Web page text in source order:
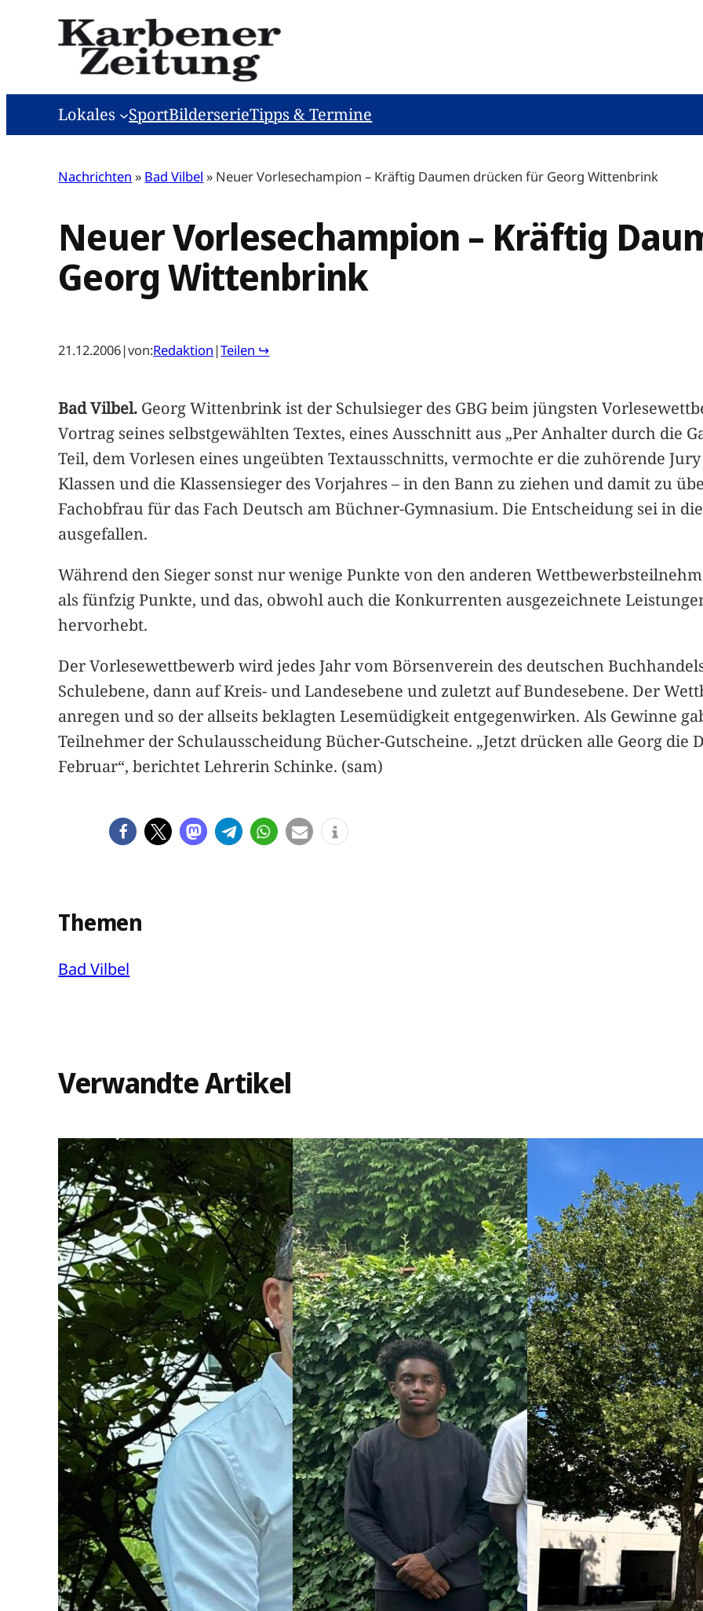
Lokales SportBilderserieTipps & Termine
Nachrichten » Bad Vilbel » Neuer Vorlesechampion – Kräftig Daumen drücken für Georg Wittenbrink
Neuer Vorlesechampion – Kräftig
Georg Wittenbrink
21.12.2006|von:Redaktion |Teilen ↪
Bad Vilbel. Georg Wittenbrink ist der Schulsieger des GBG beim jüngsten
Vortrag seines selbstgewählten Textes, eines Ausschnitt aus „Per Anhalter durch die
Teil, dem Vorlesen eines ungeübten Textausschnitts, vermochte er die zuhörende
Klassen und die Klassensieger des Vorjahres – in den Bann zu ziehen und damit zu
Fachobfrau für das Fach Deutsch am Büchner-Gymnasium. Die Entscheidung sei in
ausgefallen.
Während den Sieger sonst nur wenige Punkte von den anderen
als fünfzig Punkte, und das, obwohl auch die Konkurrenten ausgezeichnete
hervorhebt.
Der Vorlesewettbewerb wird jedes Jahr vom Börsenverein des deutschen
Schulebene, dann auf Kreis- und Landesebene und zuletzt auf Bundesebene. Der
anregen und so der allseits beklagten Lesemüdigkeit entgegenwirken. Als Gewinne
Teilnehmer der Schulausscheidung Bücher-Gutscheine. „Jetzt drücken alle Georg
Februar“, berichtet Lehrerin Schinke. (sam)
Themen
Bad Vilbel
Verwandte Artikel